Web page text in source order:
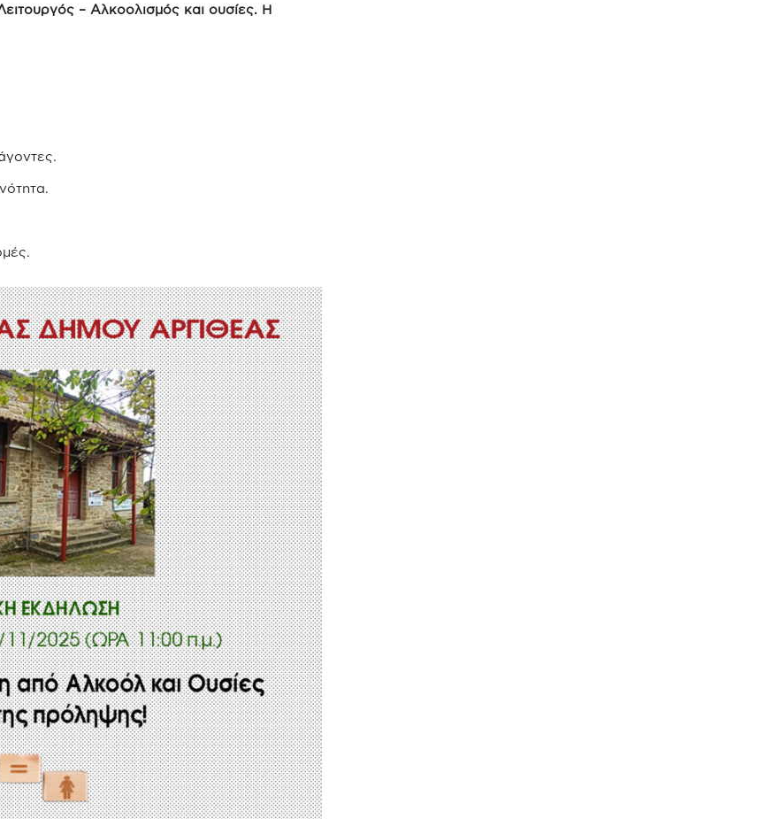
– Αλκοολισμός και ουσίες. Η